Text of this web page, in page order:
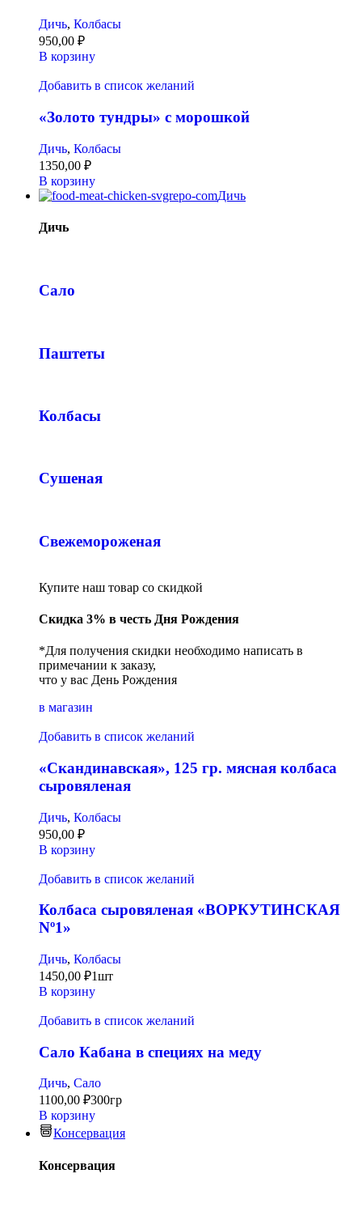
Дичь, Колбасы
950,00 ₽
В корзину
Добавить в список желаний
«Золото тундры» с морошкой
Дичь, Колбасы
1350,00 ₽
В корзину
Дичь
Дичь
Сало
Паштеты
Колбасы
Сушеная
Свежемороженая
Купите наш товар со скидкой
Скидка 3% в честь Дня Рождения
*Для получения скидки необходимо написать в
примечании к заказу,
что у вас День Рождения
в магазин
Добавить в список желаний
«Скандинавская», 125 гр. мясная колбаса
сыровяленая
Дичь, Колбасы
950,00 ₽
В корзину
Добавить в список желаний
Колбаса сыровяленая «ВОРКУТИНСКАЯ
Nº1»
Дичь, Колбасы
1450,00 ₽1шт
В корзину
Добавить в список желаний
Сало Кабана в специях на меду
Дичь, Сало
1100,00 ₽300гр
В корзину
Консервация
Консервация